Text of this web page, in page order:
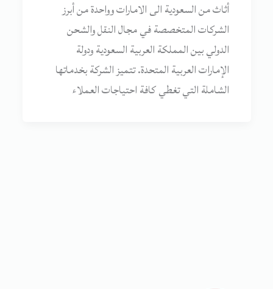
أثاث من السعودية الى الامارات وواحدة من أبرز
الشركات المتخصصة في مجال النقل والشحن
الدولي بين المملكة العربية السعودية ودولة
الإمارات العربية المتحدة. تتميز الشركة بخدماتها
الشاملة التي تغطي كافة احتياجات العملاء